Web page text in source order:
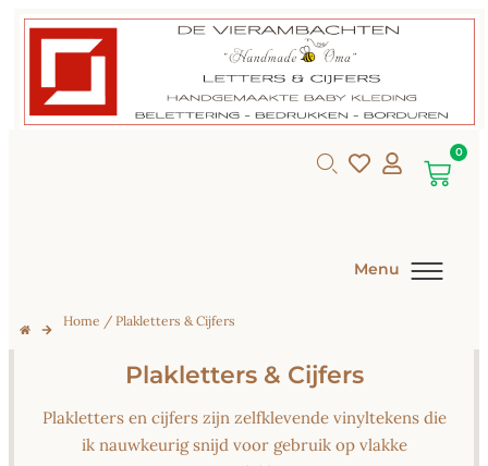
0
Menu
Home / Plakletters & Cijfers
Plakletters & Cijfers
Plakletters en cijfers zijn zelfklevende vinyltekens die
ik nauwkeurig snijd voor gebruik op vlakke